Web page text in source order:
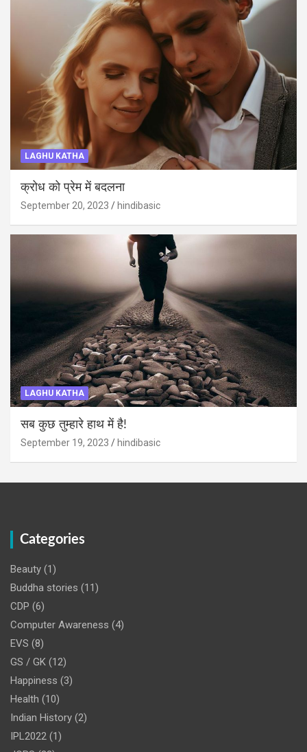
LAGHU KATHA
क्रोध को प्रेम में बदलना
September 20, 2023 hindibasic
LAGHU KATHA
सब कुछ तुम्हारे हाथ में है!
September 19, 2023 hindibasic
Categories
Beauty (1)
Buddha stories (11)
CDP (6)
Computer Awareness (4)
EVS (8)
GS / GK (12)
Happiness (3)
Health (10)
Indian History (2)
IPL2022 (1)